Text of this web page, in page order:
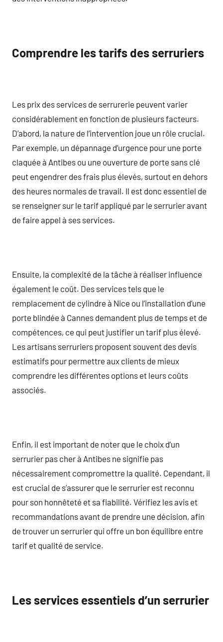
Comprendre les tarifs des serruriers
Les prix des services de serrurerie peuvent varier
considérablement en fonction de plusieurs facteurs.
D’abord, la nature de l’intervention joue un rôle crucial.
Par exemple, un dépannage d’urgence pour une porte
claquée à Antibes ou une ouverture de porte sans clé
peut engendrer des frais plus élevés, surtout en dehors
des heures normales de travail. Il est donc essentiel de
se renseigner sur le tarif appliqué par le serrurier avant
de faire appel à ses services.
Ensuite, la complexité de la tâche à réaliser influence
également le coût. Des services tels que le
remplacement de cylindre à Nice ou l’installation d’une
porte blindée à Cannes demandent plus de temps et de
compétences, ce qui peut justifier un tarif plus élevé.
Les artisans serruriers proposent souvent des devis
estimatifs pour permettre aux clients de mieux
comprendre les différentes options et leurs coûts
associés.
Enfin, il est important de noter que le choix d’un
serrurier pas cher à Antibes ne signifie pas
nécessairement compromettre la qualité. Cependant, il
est crucial de s’assurer que le serrurier est reconnu
pour son honnêteté et sa fiabilité. Vérifiez les avis et
recommandations avant de prendre une décision, afin
de trouver un serrurier qui offre un bon équilibre entre
tarif et qualité de service.
Les services essentiels d’un serrurier